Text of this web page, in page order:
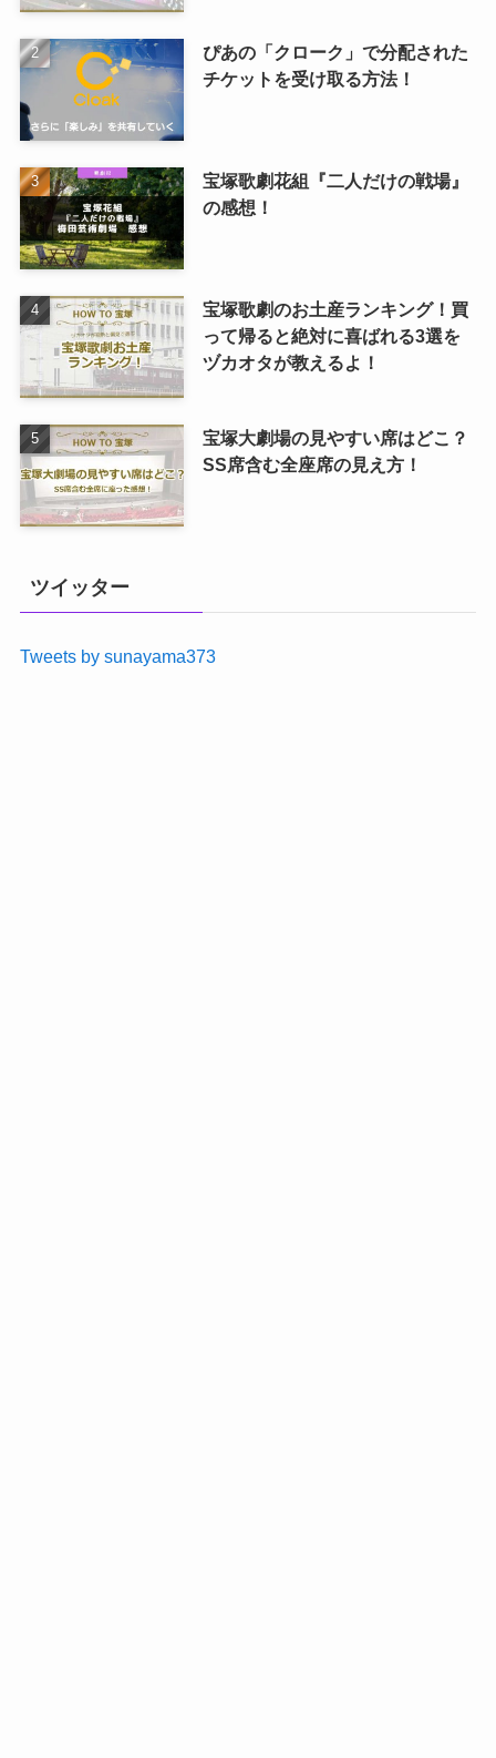
ぴあの「クローク」で分配された
チケットを受け取る方法！
宝塚歌劇花組『二人だけの戦場』
の感想！
宝塚歌劇のお土産ランキング！買
って帰ると絶対に喜ばれる3選を
ヅカオタが教えるよ！
宝塚大劇場の見やすい席はどこ？
SS席含む全座席の見え方！
ツイッター
Tweets by sunayama373